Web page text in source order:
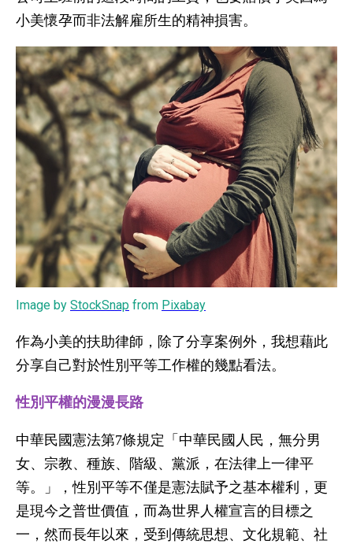
小美懷孕而非法解雇所生的精神損害。
Image by StockSnap from Pixabay
作為小美的扶助律師，除了分享案例外，我想藉此
分享自己對於性別平等工作權的幾點看法。
性別平權的漫漫長路
中華民國憲法第7條規定「中華民國人民，無分男
女、宗教、種族、階級、黨派，在法律上一律平
等。」，性別平等不僅是憲法賦予之基本權利，更
是現今之普世價值，而為世界人權宣言的目標之
一，然而長年以來，受到傳統思想、文化規範、社